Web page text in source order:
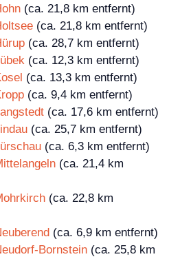
(ca. 21,8 km entfernt)
(ca. 21,8 km entfernt)
(ca. 28,7 km entfernt)
(ca. 12,3 km entfernt)
(ca. 13,3 km entfernt)
(ca. 9,4 km entfernt)
(ca. 17,6 km entfernt)
(ca. 25,7 km entfernt)
(ca. 6,3 km entfernt)
(ca. 21,4 km
(ca. 22,8 km
(ca. 6,9 km entfernt)
Bornstein (ca. 25,8 km